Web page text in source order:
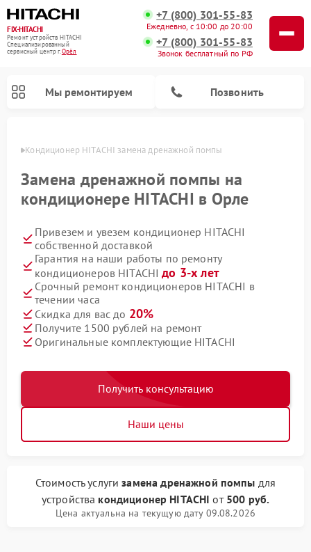
FIX-HITACHI
Ремонт устройств HITACHI
Специализированный
cервисный центр г.Орёл
+7 (800) 301-55-83
Ежедневно, с 10:00 до 20:00
+7 (800) 301-55-83
Звонок бесплатный по РФ
Мы ремонтируем Позвонить
Кондиционер HITACHI замена дренажной помпы
Замена дренажной помпы на
кондиционере HITACHI в Орле
Привезем и увезем кондиционер HITACHI
собственной доставкой
Гарантия на наши работы по ремонту
кондиционеров HITACHIдо 3-х лет
Срочный ремонт кондиционеров HITACHI в
течении часа
Скидка для вас до 20%
Получите 1500 рублей на ремонт
Оригинальные комплектующие HITACHI
Получить консультацию
Наши цены
Стоимость услугизамена дренажной помпы для
устройства кондиционер HITACHI от 500 руб.
Цена актуальна на текущую дату 09.08.2026